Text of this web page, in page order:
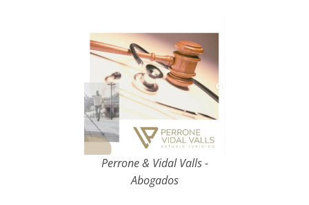
Perrone & Vidal Valls -
Abogados